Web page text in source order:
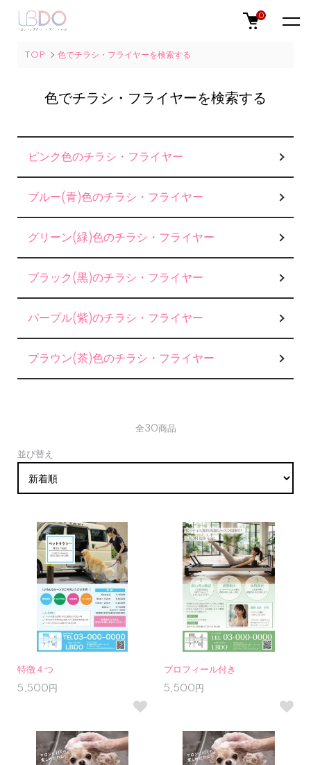
0
TOP 色でチラシ・フライヤーを検索する
色でチラシ・フライヤーを検索する
グループ一覧
ピンク色のチラシ・フライヤー
ブルー(青)色のチラシ・フライヤー
グリーン(緑)色のチラシ・フライヤー
ブラック(黒)のチラシ・フライヤー
パープル(紫)のチラシ・フライヤー
ブラウン(茶)色のチラシ・フライヤー
全30商品
並び替え
特徴４つ
5,500円
プロフィール付き
5,500円